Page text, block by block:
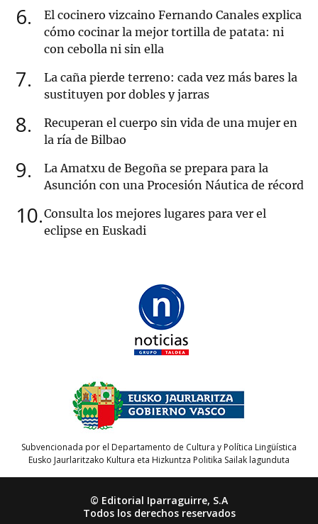
6
El cocinero vizcaino Fernando Canales explica
cómo cocinar la mejor tortilla de patata: ni
con cebolla ni sin ella
7
La caña pierde terreno: cada vez más bares la
sustituyen por dobles y jarras
8
Recuperan el cuerpo sin vida de una mujer en
la ría de Bilbao
9
La Amatxu de Begoña se prepara para la
Asunción con una Procesión Náutica de récord
10 Consulta los mejores lugares para ver el
eclipse en Euskadi
Subvencionada por el Departamento de Cultura y Política Lingüística
Eusko Jaurlaritzako Kultura eta Hizkuntza Politika Sailak lagunduta
© Editorial Iparraguirre, S.A
Todos los derechos reservados